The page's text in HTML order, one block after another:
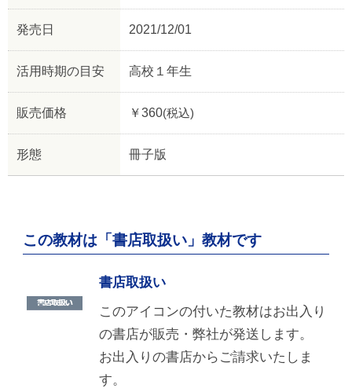
発売日 2021/12/01
活用時期の目安 高校１年生
販売価格 ￥360(税込)
形態 冊子版
この教材は「書店取扱い」教材です
書店取扱い
このアイコンの付いた教材はお出入り
の書店が販売・弊社が発送します。
お出入りの書店からご請求いたしま
す。